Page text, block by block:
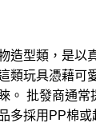
造型類，是以
類玩具憑藉可
。 批發商通
多採用PP棉